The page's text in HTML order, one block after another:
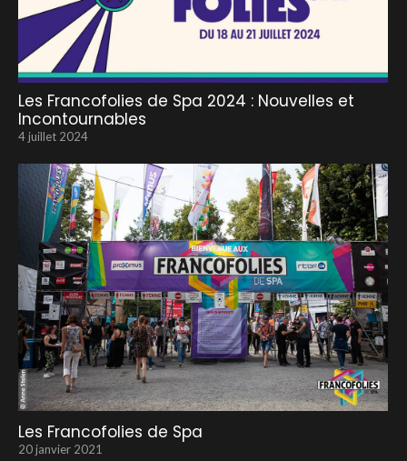
Les Francofolies de Spa 2024 : Nouvelles et
Incontournables
4 juillet 2024
Les Francofolies de Spa
20 janvier 2021